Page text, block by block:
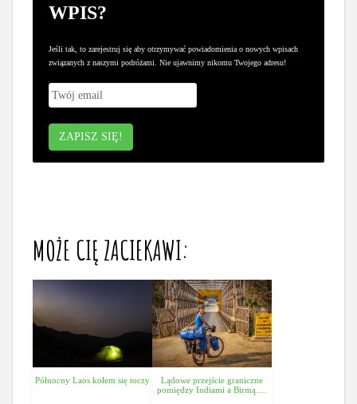
WPIS?
Jeśli tak, to zarejestruj się aby otrzymywać powiadomienia o nowych wpisach
związanych z naszymi podróżami. Nie ujawnimy nikomu Twojego adresu!
MOŻE CIĘ ZACIEKAWI:
Północny Laos kołem się toczy
Lądowe przejście graniczne
pomiędzy Indiami a Birmą.…